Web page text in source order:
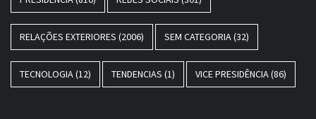
RELAÇÕES EXTERIORES (2006) SEM CATEGORIA(32)
TECNOLOGIA(12) TENDENCIAS (1) VICE PRESIDÊNCIA(86)